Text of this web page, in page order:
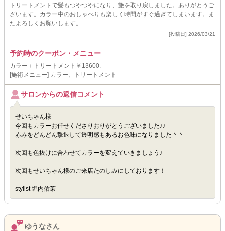
トリートメントで髪もつやつやになり、艶を取り戻しました。ありがとうご
ざいます。カラー中のおしゃべりも楽しく時間がすぐ過ぎてしまいます。ま
たよろしくお願いします。
[投稿日] 2026/03/21
予約時のクーポン・メニュー
カラー＋トリートメント￥13600.
[施術メニュー] カラー、トリートメント
サロンからの返信コメント
せいちゃん様
今回もカラーお任せくださりおりがとうございました♪♪
赤みをどんどん撃退して透明感もあるお色味になりました＾＾
次回も色抜けに合わせてカラーを変えていきましょう♪
次回もせいちゃん様のご来店たのしみにしております！
stylist 堀内佑茉
ゆうなさん